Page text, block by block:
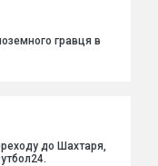
гравця в
до Шахтаря,